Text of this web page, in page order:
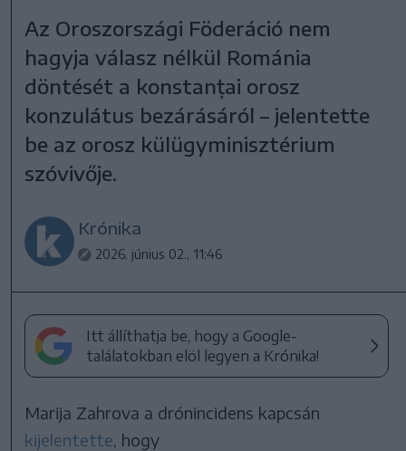
Az Oroszországi Föderáció nem
hagyja válasz nélkül Románia
döntését a konstanțai orosz
konzulátus bezárásáról – jelentette
be az orosz külügyminisztérium
szóvivője.
Krónika
2026. június 02., 11:46
Itt állíthatja be, hogy a Google-
találatokban elöl legyen a Krónika!
Marija Zahrova a drónincidens kapcsán
kijelentette, hogy